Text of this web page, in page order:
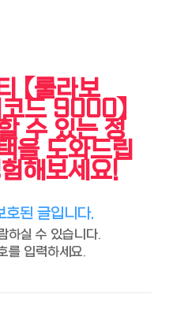
【룰라보
드 9000】
수 있는 정
을 도와드립
해보세요!
호된 글입니다.
하실 수 있습니다.
를 입력하세요.